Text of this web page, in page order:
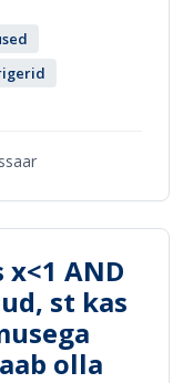
AND
st kas
olla